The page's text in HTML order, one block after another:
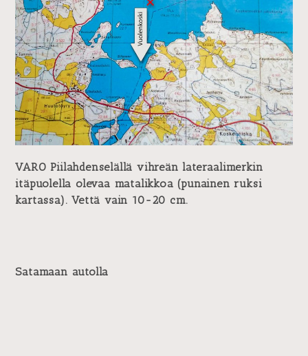
VARO Piilahdenselällä vihreän lateraalimerkin
itäpuolella olevaa matalikkoa (punainen ruksi
kartassa). Vettä vain 10-20 cm.
Satamaan autolla